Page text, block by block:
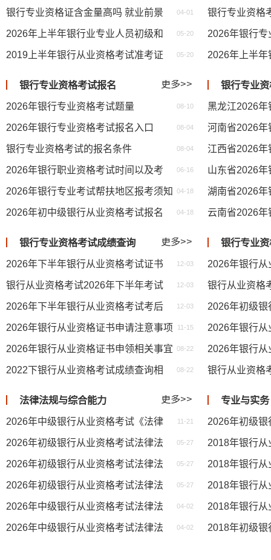
04-01
05-20
05-20
银行专业资格
2026年银行
更多>>
银行专业资格考试报名
08-10
2026年银行专业资格考试题量
08-04
2026年银行专业资格考试报名入口
08-04
银行专业资格考试的报名条件
06-16
04-18
2026年银行专业考试帮扶地区报考须知
04-18
银行专业
更多>>
银行专业资格考试成绩查询
12-03
12-03
12-03
11-15
2026年银行从业资格证书申请注意事项
08-22
2026年银行从业资格证书申领相关事宜
08-22
银行专业
2026年银行
2026年银行
更多>>
法律法规与综合能力
11-21
05-27
05-27
05-27
04-02
04-02
专业与实务